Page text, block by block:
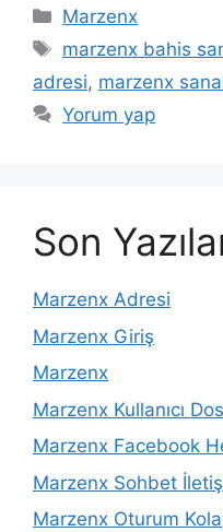
Kategoriler
Marzenx
Etiketler
marzenx bahis
adresi, marzenx
Yorum yap
Son
Marzenx Adresi
Marzenx Giriş
Marzenx
Marzenx Kullanıcı
Marzenx Facebook
Marzenx Sohbet
Marzenx Oturum